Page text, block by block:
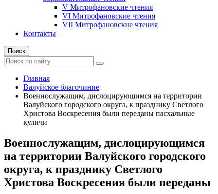
V Митрофановские чтения
VI Митрофановские чтения
VII Митрофановские чтения
Контакты
Поиск
Главная
Валуйское благочиние
Военнослужащим, дислоцирующимся на территории
Валуйского городского округа, к празднику Светлого
Христова Воскресения были переданы пасхальные
куличи
Военнослужащим, дислоцирующимся
на территории Валуйского городского
округа, к празднику Светлого
Христова Воскресения были переданы